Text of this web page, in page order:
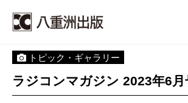
トピック・ギャラリー
ラジコンマガジン 2023年6月